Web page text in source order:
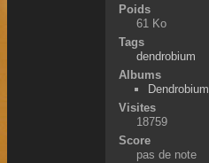
Poids
61 Ko
Tags
dendrobium
Albums
Dendrobium
Visites
18759
Score
pas de note